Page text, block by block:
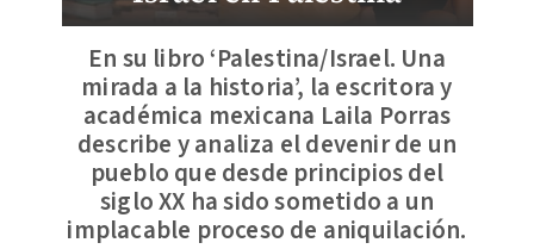
En su libro ‘Palestina/Israel. Una
mirada a la historia’, la escritora y
académica mexicana Laila Porras
describe y analiza el devenir de un
pueblo que desde principios del
siglo XX ha sido sometido a un
implacable proceso de aniquilación.